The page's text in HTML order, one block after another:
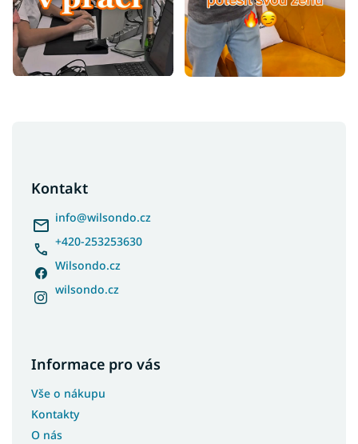
Kontakt
info@wilsondo.cz
+420-253253630
Wilsondo.cz
wilsondo.cz
Informace pro vás
Vše o nákupu
Kontakty
O nás